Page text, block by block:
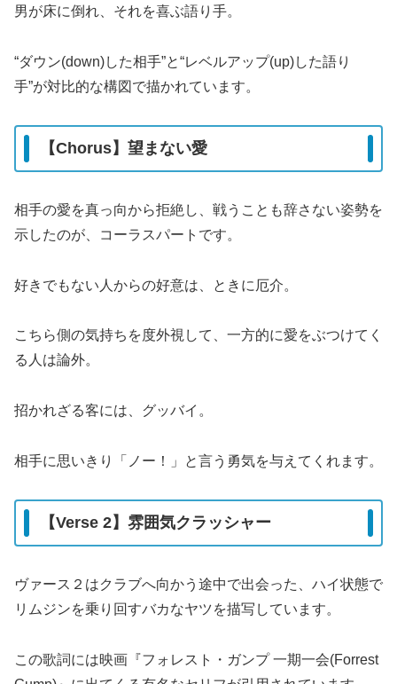
男が床に倒れ、それを喜ぶ語り手。
“ダウン(down)した相手”と“レベルアップ(up)した語り
手”が対比的な構図で描かれています。
【Chorus】望まない愛
相手の愛を真っ向から拒絶し、戦うことも辞さない姿勢を
示したのが、コーラスパートです。
好きでもない人からの好意は、ときに厄介。
こちら側の気持ちを度外視して、一方的に愛をぶつけてく
る人は論外。
招かれざる客には、グッバイ。
相手に思いきり「ノー！」と言う勇気を与えてくれます。
【Verse 2】雰囲気クラッシャー
ヴァース２はクラブへ向かう途中で出会った、ハイ状態で
リムジンを乗り回すバカなヤツを描写しています。
この歌詞には映画『フォレスト・ガンプ 一期一会(Forrest